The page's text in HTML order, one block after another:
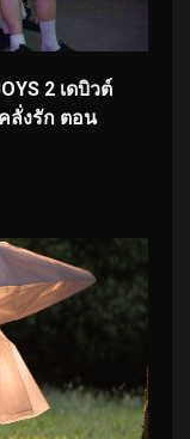
2 เดบิวต์
ลั่งรัก ตอน